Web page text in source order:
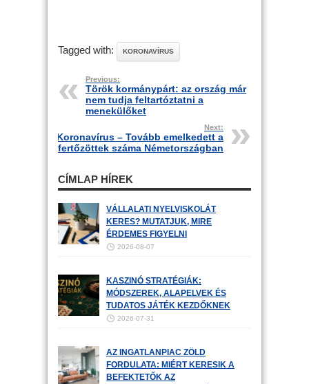
Tagged with: KORONAVÍRUS
Previous:
Török kormánypárt: az ország már
nem tudja feltartóztatni a
menekülőket
Next:
Koronavírus – Tovább emelkedett a
fertőzöttek száma Németországban
CÍMLAP HÍREK
VÁLLALATI NYELVISKOLÁT
KERES? MUTATJUK, MIRE
ÉRDEMES FIGYELNI
2026-08-07
KASZINÓ STRATÉGIÁK:
MÓDSZEREK, ALAPELVEK ÉS
TUDATOS JÁTÉK KEZDŐKNEK
2026-07-31
AZ INGATLANPIAC ZÖLD
FORDULATA: MIÉRT KERESIK A
BEFEKTETŐK AZ